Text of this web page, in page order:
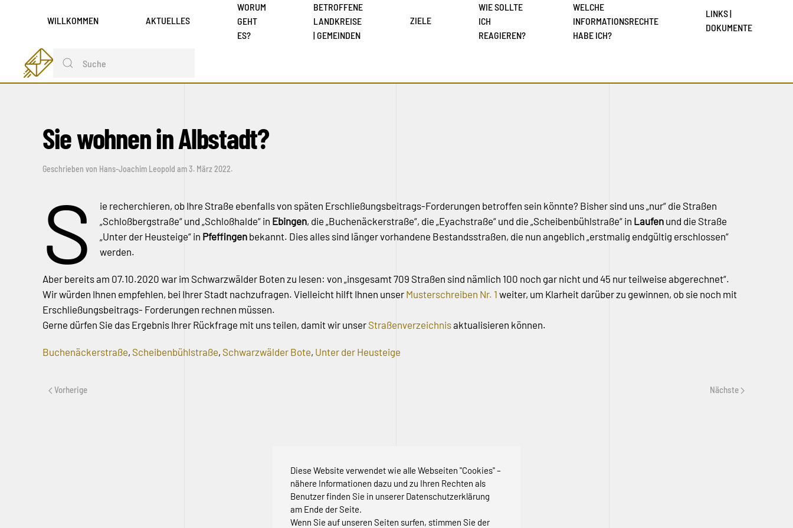
Diese Website verwendet wie alle Webseiten "Cookies" –
nähere Informationen dazu und zu Ihren Rechten als
Benutzer finden Sie in unserer Datenschutzerklärung
am Ende der Seite.
Wenn Sie auf unseren Seiten surfen, stimmen Sie der
WILLKOMMEN AKTUELLES
WORUM
GEHT
ES?
BETROFFENE
LANDKREISE
| GEMEINDEN
ZIELE
WIE SOLLTE
ICH
REAGIEREN?
WELCHE
INFORMATIONSRECHTE
HABE ICH?
LINKS |
DOKUMENTE
Sie wohnen in Albstadt?
Geschrieben von Hans-Joachim Leopold am3. März 2022.
S
ie recherchieren, ob Ihre Straße ebenfalls von späten Erschließungsbeitrags-Forderungen betroffen sein könnte? Bisher sind uns „nur“ die Straßen
„Schloßbergstraße“ und „Schloßhalde“ in Ebingen, die „Buchenäckerstraße“, die „Eyachstraße“ und die „Scheibenbühlstraße“ in Laufen und die Straße
„Unter der Heusteige“ in Pfeffingen bekannt. Dies alles sind länger vorhandene Bestandsstraßen, die nun angeblich „erstmalig endgültig erschlossen“
werden.
Aber bereits am 07.10.2020 war im Schwarzwälder Boten zu lesen: von „insgesamt 709 Straßen sind nämlich 100 noch gar nicht und 45 nur teilweise abgerechnet“.
Wir würden Ihnen empfehlen, bei Ihrer Stadt nachzufragen. Vielleicht hilft Ihnen unser Musterschreiben Nr. 1 weiter, um Klarheit darüber zu gewinnen, ob sie noch mit
Erschließungsbeitrags- Forderungen rechnen müssen.
Gerne dürfen Sie das Ergebnis Ihrer Rückfrage mit uns teilen, damit wir unser Straßenverzeichnisaktualisieren können.
Buchenäckerstraße, Scheibenbühlstraße, Schwarzwälder Bote, Unter der Heusteige
Vorherige Nächste